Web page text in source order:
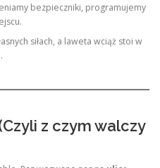
bezpieczniki, programujemy
siłach, a laweta wciąż stoi w
.
z czym walczy